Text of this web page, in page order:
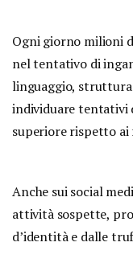
Ogni giorno milioni
nel tentativo di
linguaggio,
individuare tentativi
superiore rispetto
Anche sui social
attività sospette,
d’identità e dalle